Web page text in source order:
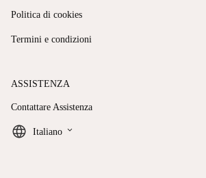
Politica di cookies
Termini e condizioni
ASSISTENZA
Contattare Assistenza
Italiano keyboard_arrow_down